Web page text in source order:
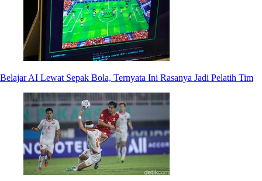
Belajar AI Lewat Sepak Bola, Ternyata Ini Rasanya Jadi Pelatih Tim